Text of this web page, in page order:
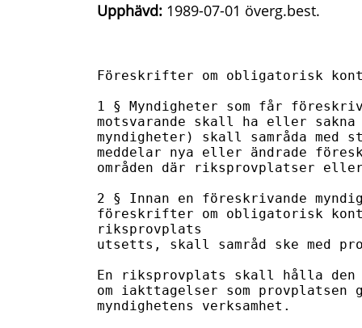
Upphävd: 1989-07-01 överg.best.
Föreskrifter om obligatorisk
1 § Myndigheter som får
motsvarande skall ha eller
myndigheter) skall samråda med
meddelar nya eller ändrade
områden där riksprovplatser
2 § Innan en föreskrivande
föreskrifter om obligatorisk
riksprovplats
utsetts, skall samråd ske med
En riksprovplats skall hålla den
om iakttagelser som provplatsen
myndighetens verksamhet.